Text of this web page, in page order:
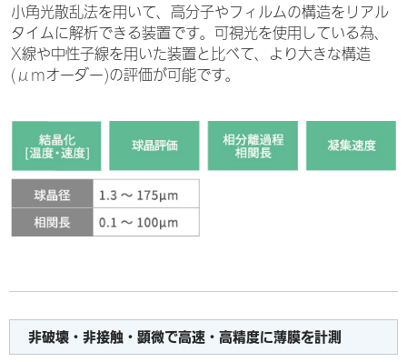
小角光散乱法を用いて、高分子やフィルムの構造をリアル
タイムに解析できる装置です。可視光を使用している為、
X線や中性子線を用いた装置と比べて、より大きな構造
(μmオーダー)の評価が可能です。
非破壊・非接触・顕微で高速・高精度に薄膜を計測